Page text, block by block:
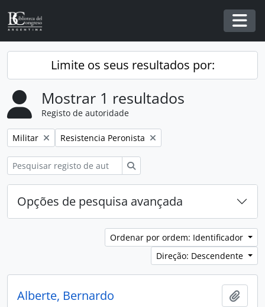
Skip to main content
Limite os seus resultados por:
Mostrar 1 resultados
Registo de autoridade
Remover filtro:
Militar Remover filtro:
Resistencia Peronista
Opções de pesquisa avançada
Ordenar por ordem: Identificador
Direção: Descendente
Alberte, Bernardo